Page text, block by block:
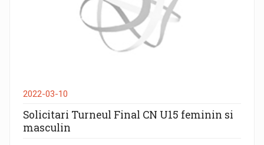
2022-03-10
Solicitari Turneul Final CN U15 feminin si
masculin